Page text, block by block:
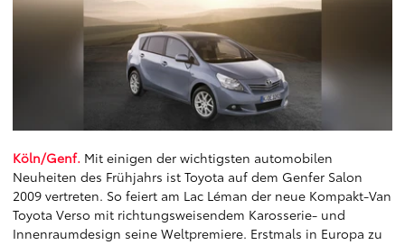
Köln/Genf. Mit einigen der wichtigsten automobilen
Neuheiten des Frühjahrs ist Toyota auf dem Genfer Salon
2009 vertreten. So feiert am Lac Léman der neue Kompakt-Van
Toyota Verso mit richtungsweisendem Karosserie- und
Innenraumdesign seine Weltpremiere. Erstmals in Europa zu